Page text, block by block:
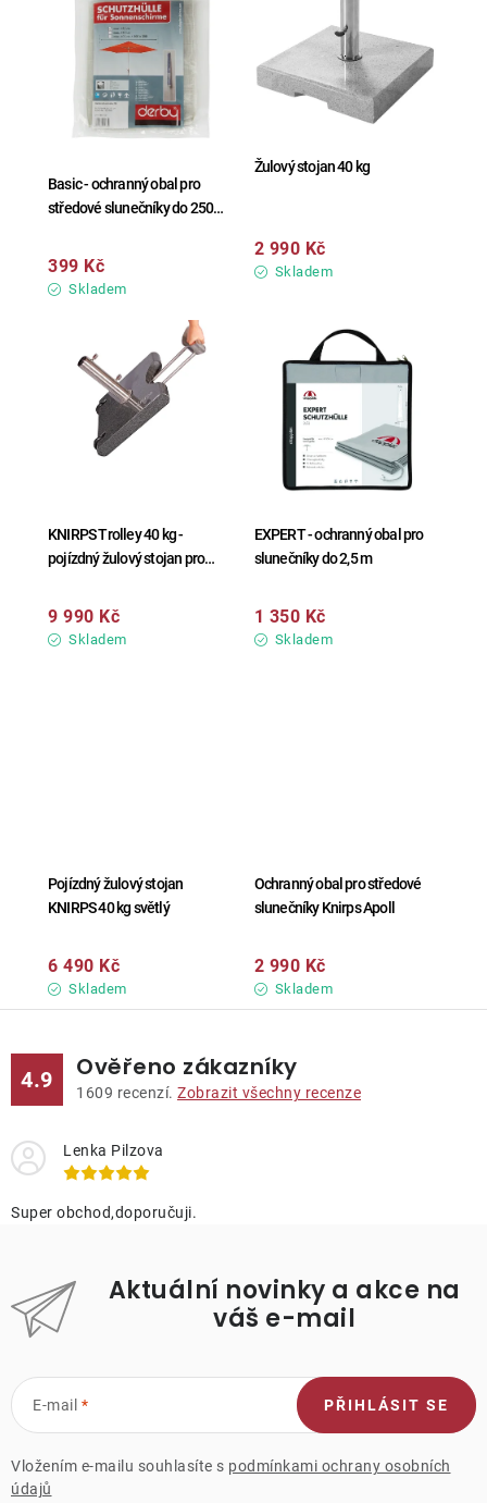
Basic - ochranný obal pro
středové slunečníky do 250
Skladem
399 Kč
Žulový stojan 40 kg
Skladem
2 990 Kč
KNIRPS Trolley 40 kg -
pojízdný žulový stojan pro
Skladem
9 990 Kč
EXPERT - ochranný obal pro
slunečníky do 2,5 m
Skladem
1 350 Kč
Pojízdný žulový stojan
KNIRPS 40 kg světlý
Skladem
6 490 Kč
Ochranný obal pro středové
slunečníky Knirps Apoll
Skladem
2 990 Kč
4.9 Ověřeno zákazníky
1609 recenzí. Zobrazit všechny recenze
Lenka Pilzova
Super obchod,doporučuji.
Aktuální novinky a akce na
váš e-mail
E-mail
Vložením e-mailu souhlasíte s podmínkami ochrany osobních
údajů
PŘIHLÁSIT SE